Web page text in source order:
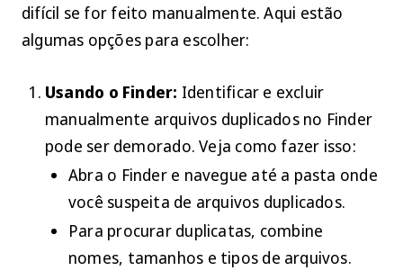
difícil se for feito manualmente. Aqui estão
algumas opções para escolher:
Usando o Finder: Identificar e excluir
manualmente arquivos duplicados no Finder
pode ser demorado. Veja como fazer isso:
Abra o Finder e navegue até a pasta onde
você suspeita de arquivos duplicados.
Para procurar duplicatas, combine
nomes, tamanhos e tipos de arquivos.